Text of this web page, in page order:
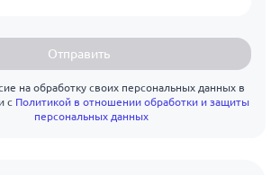
Отправить
на обработку своих персональных данных в
с Политикой в отношении обработки и защиты
персональных данных